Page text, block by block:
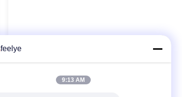
εξοπλισμός κατασκευής μηχανών
feelye
9:13 AM